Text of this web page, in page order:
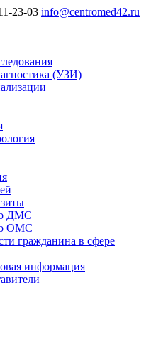
23-03 info@centromed42.ru
(УЗИ)
ДМС
ОМС
гражданина в сфере
информация